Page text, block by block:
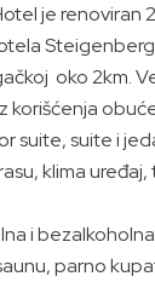
je renoviran
oko 2km.
suite, suite i
klima
i
parno